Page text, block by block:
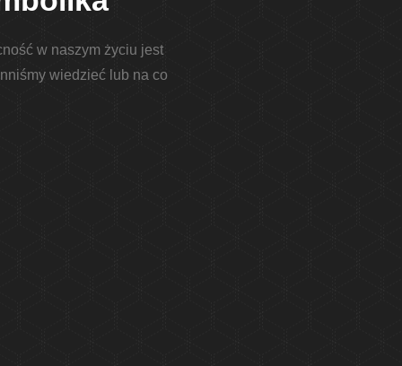
w naszym życiu jest
wiedzieć lub na co